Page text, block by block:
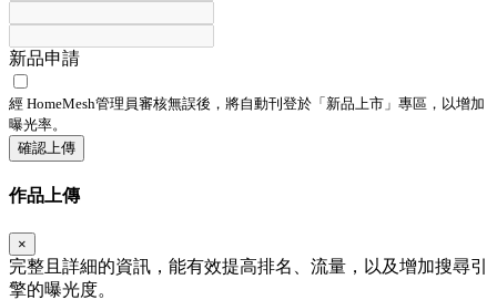
新品申請
經 HomeMesh管理員審核無誤後，將自動刊登於「 新品上市 」專區，以增加
曝光率。
確認上傳
作品上傳
×
完整且詳細的資訊，能有效提高排名、流量，以及增加搜尋引
擎的曝光度。